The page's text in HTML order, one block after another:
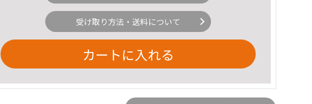
受け取り方法・送料について
カートに入れる